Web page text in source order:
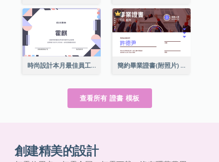
時尚設計本月最佳員工證書 簡約畢業證書(附照片)
查看所有 證書 模板
創建精美的設計